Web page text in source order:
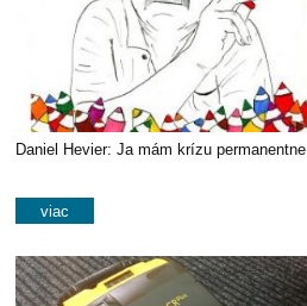
Daniel Hevier: Ja mám krízu permanentne
viac